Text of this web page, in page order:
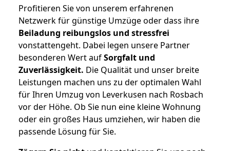
Profitieren Sie von unserem erfahrenen
Netzwerk für günstige Umzüge oder dass ihre
Beiladung reibungslos und stressfrei
vonstattengeht. Dabei legen unsere Partner
besonderen Wert aufSorgfalt und
Zuverlässigkeit. Die Qualität und unser breite
Leistungen machen uns zu der optimalen Wahl
für Ihren Umzug von Leverkusen nach Rosbach
vor der Höhe. Ob Sie nun eine kleine Wohnung
oder ein großes Haus umziehen, wir haben die
passende Lösung für Sie.